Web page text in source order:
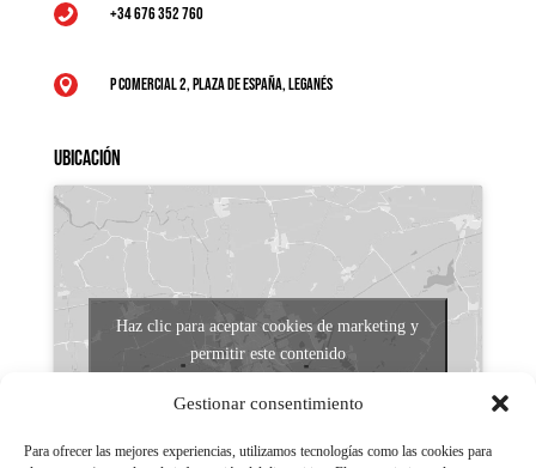
Gestionar consentimiento
Para ofrecer las mejores experiencias, utilizamos tecnologías como las cookies para
 +34 676 352 760
 P Comercial 2, Plaza de España, Leganés
Ubicación
Haz clic para aceptar cookies de marketing y
permitir este contenido